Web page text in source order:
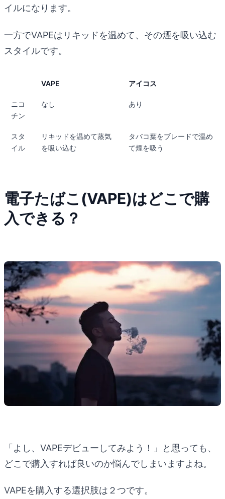
イルになります。
一方でVAPEはリキッドを温めて、その煙を吸い込む
スタイルです。
VAPE アイコス
ニコ
チン
なし あり
スタ
イル
リキッドを温めて蒸気
を吸い込む
タバコ葉をブレードで温め
て煙を吸う
電子たばこ(VAPE)はどこで購
入できる？
「よし、VAPEデビューしてみよう！」と思っても、
どこで購入すれば良いのか悩んでしまいますよね。
VAPEを購入する選択肢は２つです。